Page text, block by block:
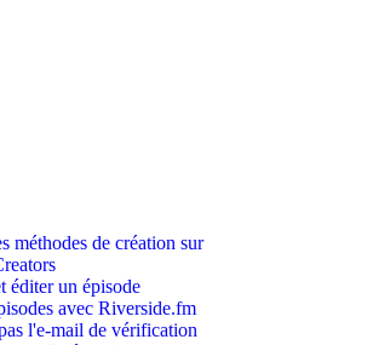
méthodes de création sur
éditer un épisode
avec Riverside.fm
l'e-mail de vérification